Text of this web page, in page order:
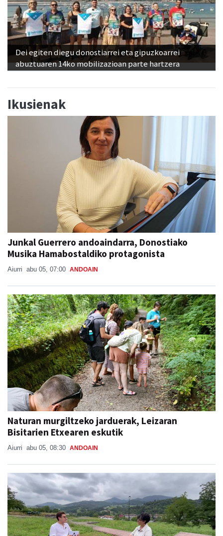
Dei egiten diegu donostiarrei eta gipuzkoarrei
abuztuaren 14ko mobilizazioan parte hartzera
Ikusienak
Junkal Guerrero andoaindarra, Donostiako
Musika Hamabostaldiko protagonista
Aiurri abu 05, 07:00 ANDOAIN
Naturan murgiltzeko jarduerak, Leizaran
Bisitarien Etxearen eskutik
Aiurri abu 05, 08:30 ANDOAIN